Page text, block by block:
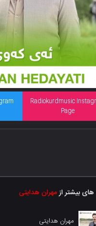
Radiokurdmusic
Page
بیشتر ازمهران هدایتی
مهران هدایتی